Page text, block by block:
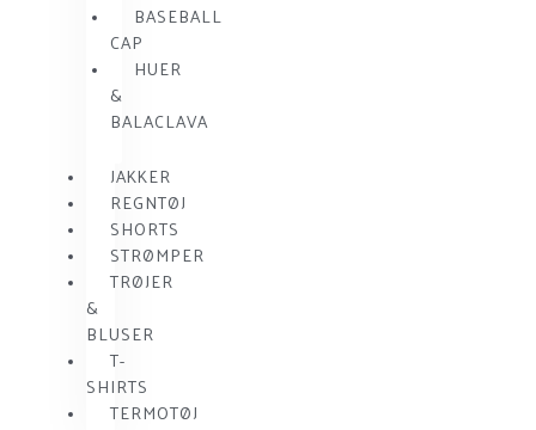
BASEBALL
CAP
HUER
&
BALACLAVA
JAKKER
REGNTØJ
SHORTS
STRØMPER
TRØJER
&
BLUSER
T-
SHIRTS
TERMOTØJ